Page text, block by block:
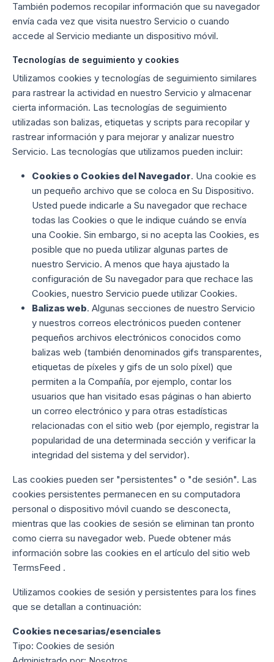
También podemos recopilar información que su navegador
envía cada vez que visita nuestro Servicio o cuando
accede al Servicio mediante un dispositivo móvil.
Tecnologías de seguimiento y cookies
Utilizamos cookies y tecnologías de seguimiento similares
para rastrear la actividad en nuestro Servicio y almacenar
cierta información. Las tecnologías de seguimiento
utilizadas son balizas, etiquetas y scripts para recopilar y
rastrear información y para mejorar y analizar nuestro
Servicio. Las tecnologías que utilizamos pueden incluir:
Cookies o Cookies del Navegador. Una cookie es
un pequeño archivo que se coloca en Su Dispositivo.
Usted puede indicarle a Su navegador que rechace
todas las Cookies o que le indique cuándo se envía
una Cookie. Sin embargo, si no acepta las Cookies, es
posible que no pueda utilizar algunas partes de
nuestro Servicio. A menos que haya ajustado la
configuración de Su navegador para que rechace las
Cookies, nuestro Servicio puede utilizar Cookies.
Balizas web. Algunas secciones de nuestro Servicio
y nuestros correos electrónicos pueden contener
pequeños archivos electrónicos conocidos como
balizas web (también denominados gifs transparentes,
etiquetas de píxeles y gifs de un solo píxel) que
permiten a la Compañía, por ejemplo, contar los
usuarios que han visitado esas páginas o han abierto
un correo electrónico y para otras estadísticas
relacionadas con el sitio web (por ejemplo, registrar la
popularidad de una determinada sección y verificar la
integridad del sistema y del servidor).
Las cookies pueden ser "persistentes" o "de sesión". Las
cookies persistentes permanecen en su computadora
personal o dispositivo móvil cuando se desconecta,
mientras que las cookies de sesión se eliminan tan pronto
como cierra su navegador web. Puede obtener más
información sobre las cookies en el artículo del sitio web
TermsFeed .
Utilizamos cookies de sesión y persistentes para los fines
que se detallan a continuación:
Cookies necesarias/esenciales
Tipo: Cookies de sesión